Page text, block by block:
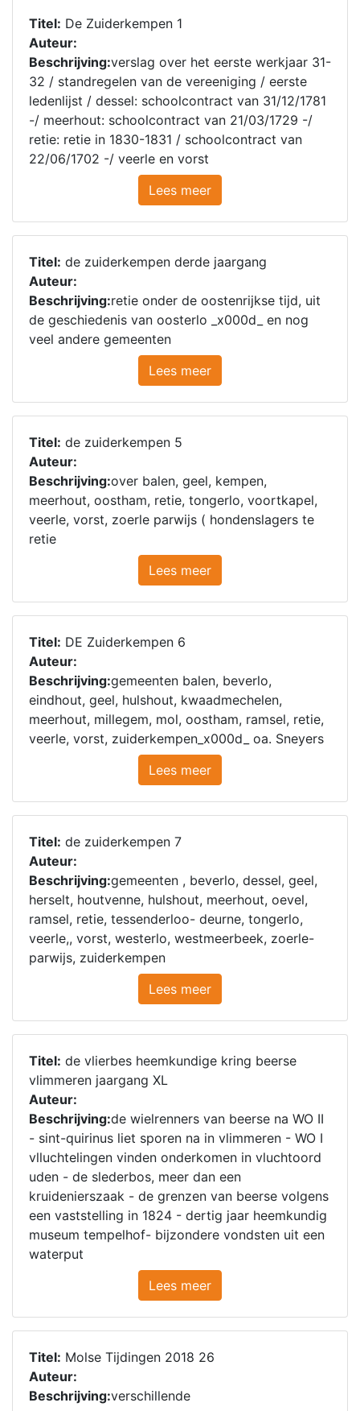
Titel: De Zuiderkempen 1
Auteur:
Beschrijving:verslag over het eerste werkjaar 31-
32 / standregelen van de vereeniging / eerste
ledenlijst / dessel: schoolcontract van 31/12/1781
-/ meerhout: schoolcontract van 21/03/1729 -/
retie: retie in 1830-1831 / schoolcontract van
22/06/1702 -/ veerle en vorst
Lees meer
Titel: de zuiderkempen derde jaargang
Auteur:
Beschrijving:retie onder de oostenrijkse tijd, uit
de geschiedenis van oosterlo _x000d_ en nog
veel andere gemeenten
Lees meer
Titel: de zuiderkempen 5
Auteur:
Beschrijving:over balen, geel, kempen,
meerhout, oostham, retie, tongerlo, voortkapel,
veerle, vorst, zoerle parwijs ( hondenslagers te
retie
Lees meer
Titel: DE Zuiderkempen 6
Auteur:
Beschrijving:gemeenten balen, beverlo,
eindhout, geel, hulshout, kwaadmechelen,
meerhout, millegem, mol, oostham, ramsel, retie,
veerle, vorst, zuiderkempen_x000d_ oa. Sneyers
Lees meer
Titel: de zuiderkempen 7
Auteur:
Beschrijving:gemeenten , beverlo, dessel, geel,
herselt, houtvenne, hulshout, meerhout, oevel,
ramsel, retie, tessenderloo- deurne, tongerlo,
veerle,, vorst, westerlo, westmeerbeek, zoerle-
parwijs, zuiderkempen
Lees meer
Titel: de vlierbes heemkundige kring beerse
vlimmeren jaargang XL
Auteur:
Beschrijving:de wielrenners van beerse na WO II
- sint-quirinus liet sporen na in vlimmeren - WO I
vlluchtelingen vinden onderkomen in vluchtoord
uden - de slederbos, meer dan een
kruidenierszaak - de grenzen van beerse volgens
een vaststelling in 1824 - dertig jaar heemkundig
museum tempelhof- bijzondere vondsten uit een
waterput
Lees meer
Titel: Molse Tijdingen 2018 26
Auteur:
Beschrijving:verschillende